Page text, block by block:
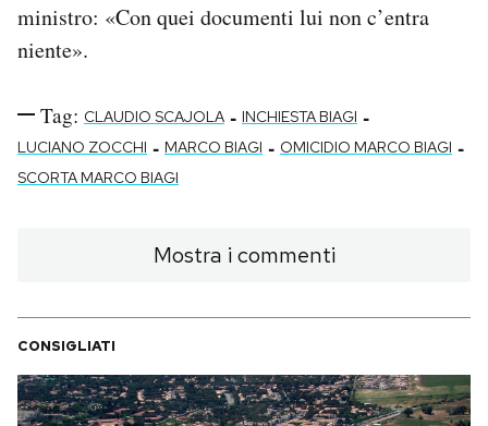
ministro: «Con quei documenti lui non c’entra
niente».
Tag: CLAUDIO SCAJOLA - INCHIESTA BIAGI -
LUCIANO ZOCCHI - MARCO BIAGI - OMICIDIO MARCO BIAGI -
SCORTA MARCO BIAGI
Mostra i commenti
CONSIGLIATI